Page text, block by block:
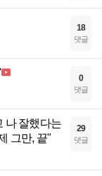
18
댓글
0
댓글
나 잘했다는
그만, 끝"
29
댓글